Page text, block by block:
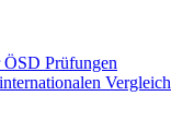
Prüfungen
Vergleich